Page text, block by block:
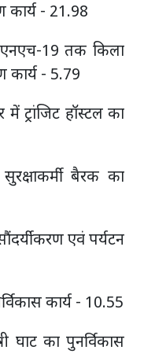
कार्य - 21.98
एनएच-19 तक किला
कार्य - 5.79
ट्रांजिट हॉस्टल का
बैरक का
एवं पर्यटन
कार्य - 10.55
घाट का पुनर्विकास